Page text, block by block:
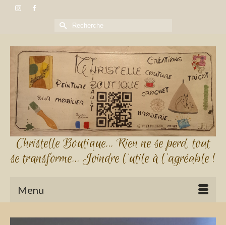
Rechercher :
Christelle Boutique... Rien ne se perd, tout
se transforme... Joindre l'utile à l'agréable !
Menu